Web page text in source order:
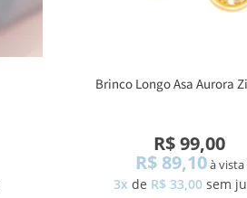
Brinco Longo Asa Aurora
R$ 99,00
R$ 89,10à vista
3x de R$ 33,00 sem